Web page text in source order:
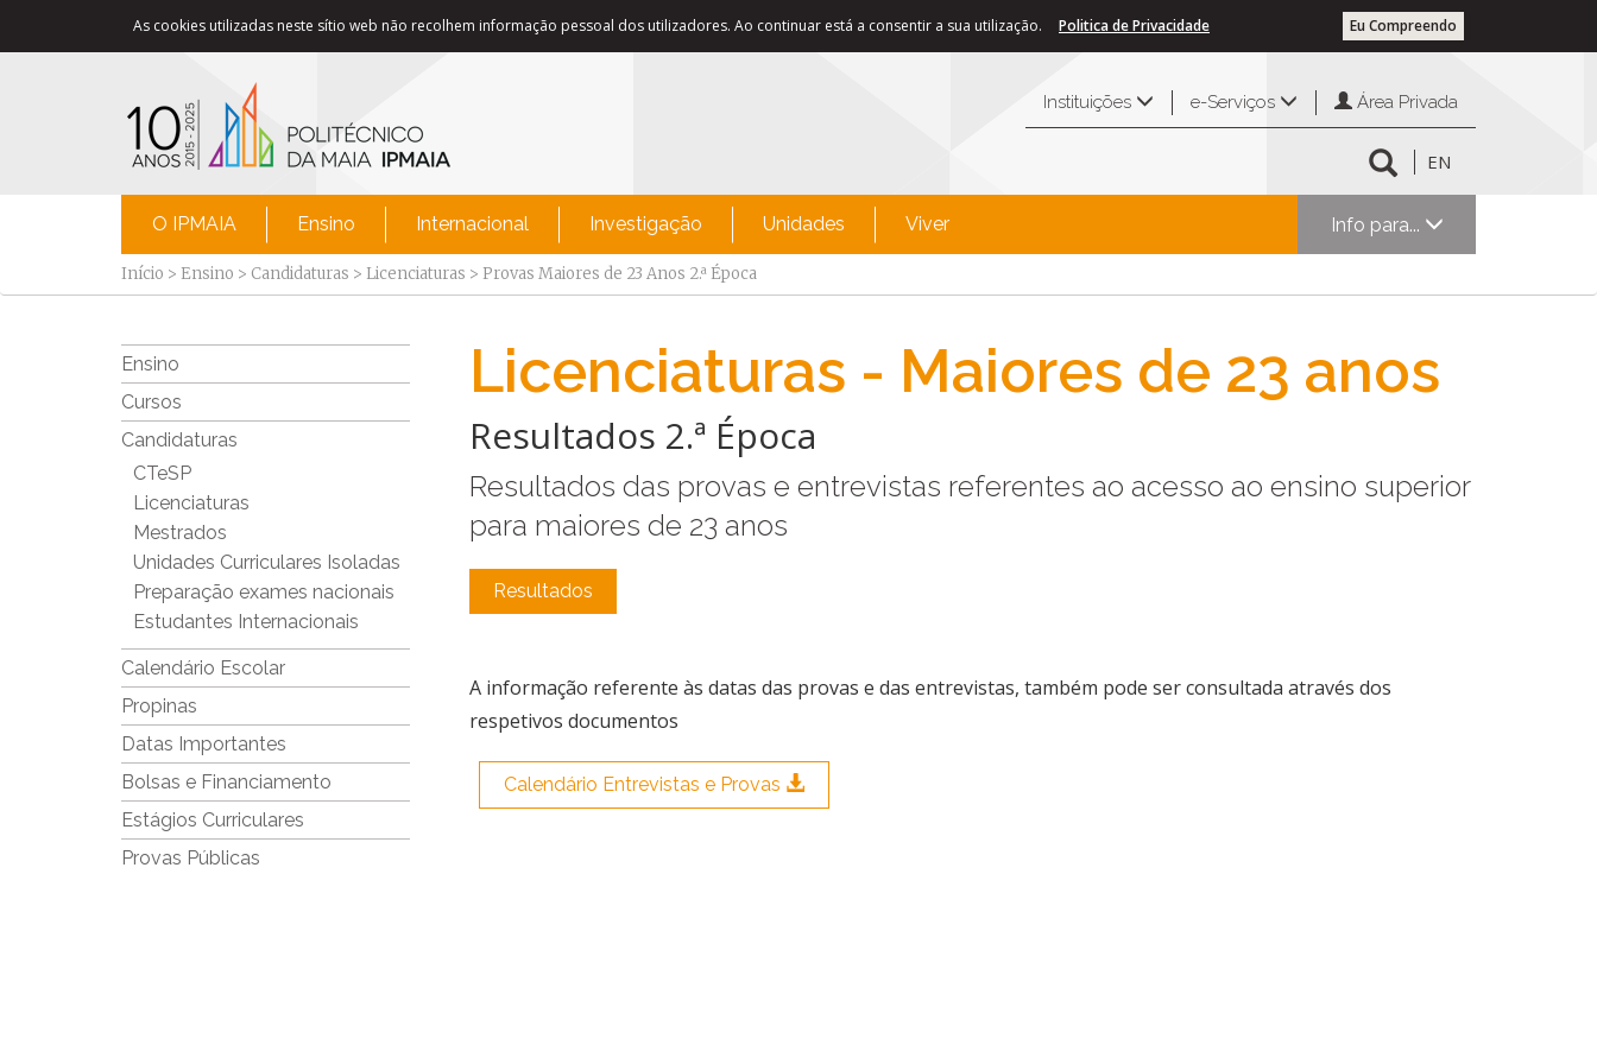
As cookies utilizadas neste sítio web não recolhem informação pessoal dos utilizadores. Ao continuar está a consentir a sua utilização. Eu Compreendo
Politica de Privacidade
Instituições e-Serviços Área Privada
EN
O IPMAIA Ensino Internacional Investigação Unidades Viver Info para...
Início > Ensino > Candidaturas > Licenciaturas > Provas Maiores de 23 Anos 2.ª Época
Ensino
Cursos
Candidaturas
CTeSP
Licenciaturas
Mestrados
Unidades Curriculares Isoladas
Preparação exames nacionais
Estudantes Internacionais
Calendário Escolar
Propinas
Datas Importantes
Bolsas e Financiamento
Estágios Curriculares
Provas Públicas
Licenciaturas - Maiores de 23 anos
Resultados 2.ª Época
Resultados das provas e entrevistas referentes ao acesso ao ensino superior
para maiores de 23 anos
Resultados
A informação referente às datas das provas e das entrevistas, também pode ser consultada através dos
respetivos documentos
Calendário Entrevistas e Provas